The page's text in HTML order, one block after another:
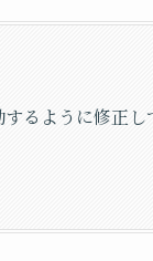
るように修正し